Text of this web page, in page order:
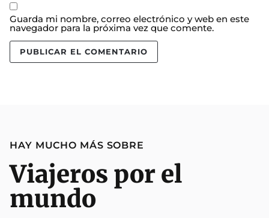
Guarda mi nombre, correo electrónico y web en este
navegador para la próxima vez que comente.
HAY MUCHO MÁS SOBRE
Viajeros por el
mundo